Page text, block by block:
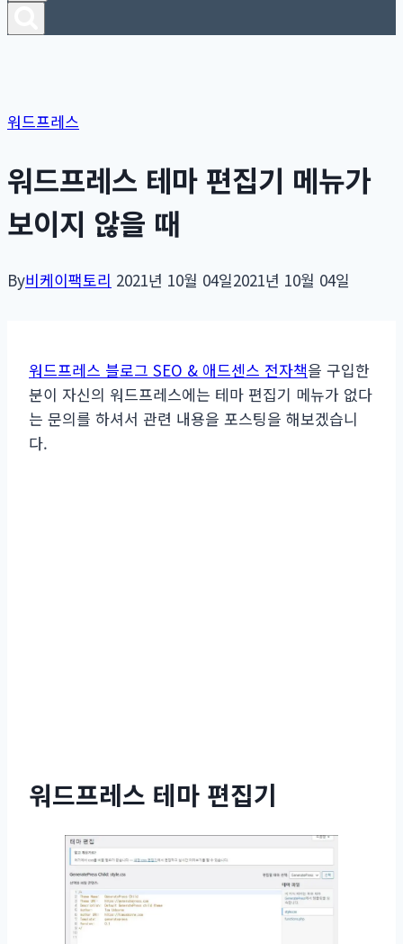
워드프레스
워드프레스 테마 편집기 메뉴가
보이지 않을 때
By비케이팩토리 2021년 10월 04일2021년 10월 04일
워드프레스 블로그 SEO & 애드센스 전자책을 구입한
분이 자신의 워드프레스에는 테마 편집기 메뉴가 없다
는 문의를 하셔서 관련 내용을 포스팅을 해보겠습니
다.
워드프레스 테마 편집기